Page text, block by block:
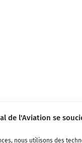
de l'Aviation se
nous utilisons des